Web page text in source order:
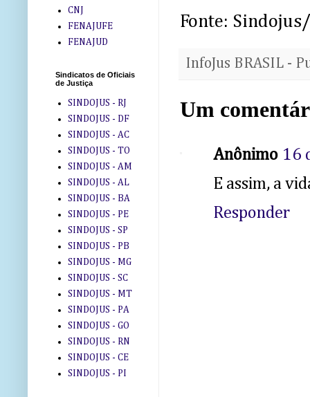
Fonte:
InfoJus BRASIL -
Um
Anônimo 16
E assim, a
Responder
CNJ
FENAJUFE
FENAJUD
Sindicatos de Oficiais
de Justiça
SINDOJUS - RJ
SINDOJUS - DF
SINDOJUS - AC
SINDOJUS - TO
SINDOJUS - AM
SINDOJUS - AL
SINDOJUS - BA
SINDOJUS - PE
SINDOJUS - SP
SINDOJUS - PB
SINDOJUS - MG
SINDOJUS - SC
SINDOJUS - MT
SINDOJUS - PA
SINDOJUS - GO
SINDOJUS - RN
SINDOJUS - CE
SINDOJUS - PI